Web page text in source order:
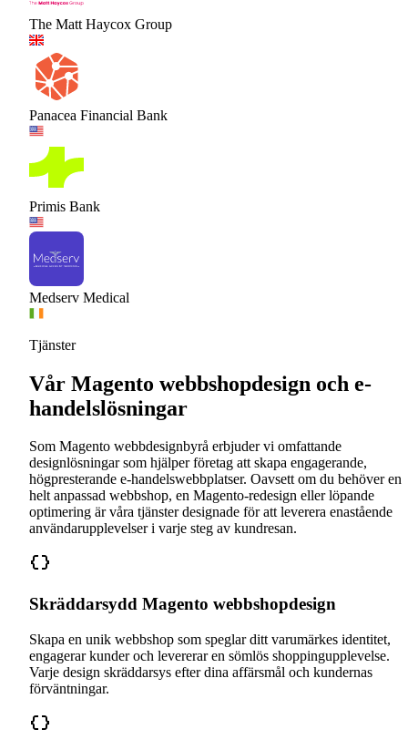
The Matt Haycox Group
Panacea Financial Bank
Primis Bank
Medserv Medical
Tjänster
Vår Magento webbshopdesign och e-
handelslösningar
Som Magento webbdesignbyrå erbjuder vi omfattande
designlösningar som hjälper företag att skapa engagerande,
högpresterande e-handelswebbplatser. Oavsett om du behöver en
helt anpassad webbshop, en Magento-redesign eller löpande
optimering är våra tjänster designade för att leverera enastående
användarupplevelser i varje steg av kundresan.
Skräddarsydd Magento webbshopdesign
Skapa en unik webbshop som speglar ditt varumärkes identitet,
engagerar kunder och levererar en sömlös shoppingupplevelse.
Varje design skräddarsys efter dina affärsmål och kundernas
förväntningar.